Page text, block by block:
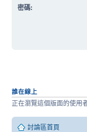
密碼:
誰在線上
正在瀏覽這個版面的使用
討論區首頁